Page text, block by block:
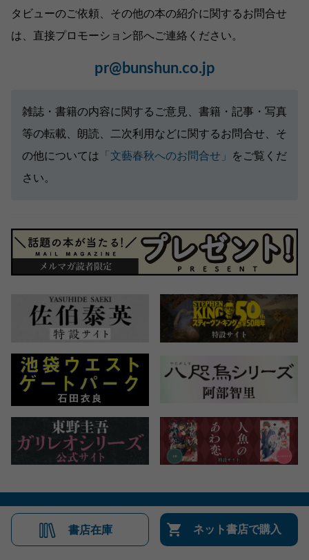
タビューのご依頼、その他の本の紹介に関するお問合せ
は、直接プロモーション部へご連絡ください。
pr@bunshun.co.jp
雑誌・書籍の内容に関するご意見、書籍・記事・写真
等の転載、朗読、二次利用などに関するお問合せ、そ
の他については 「文藝春秋へのお問合せ」
をご覧くだ
さい。
書店在庫 ネット書店で購入
会社概要 自費出版のご案内 お問合せ
株式会社文藝春秋 Number Web
CREA WEB
Copyright © Bungeishunju Ltd.